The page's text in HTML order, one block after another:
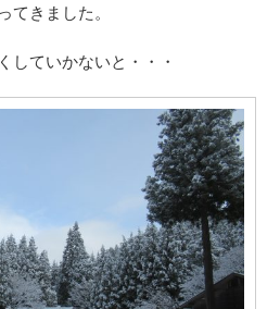
てきました。
していかないと・・・